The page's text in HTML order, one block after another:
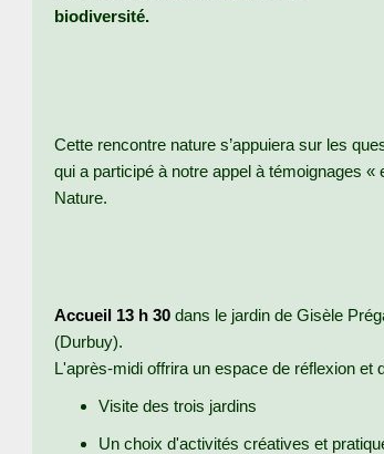
biodiversité.
Cette rencontre nature s’appuiera sur les
qui a participé à notre appel à témoignages
Nature.
Accueil 13 h 30 dans le jardin de Gisèle
(Durbuy).
L'après-midi offrira un espace de réflexion et
Visite des trois jardins
Un choix d'activités créatives et